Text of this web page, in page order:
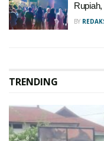
BY
TRENDING